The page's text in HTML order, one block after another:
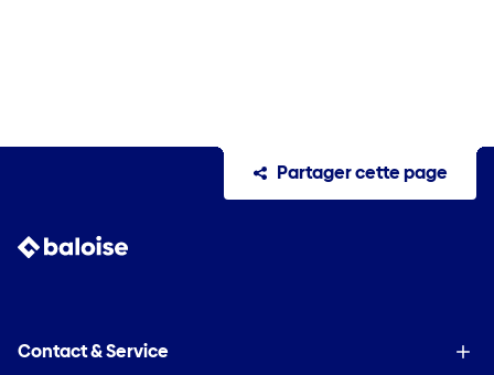
Partager cette page
Contact & Service